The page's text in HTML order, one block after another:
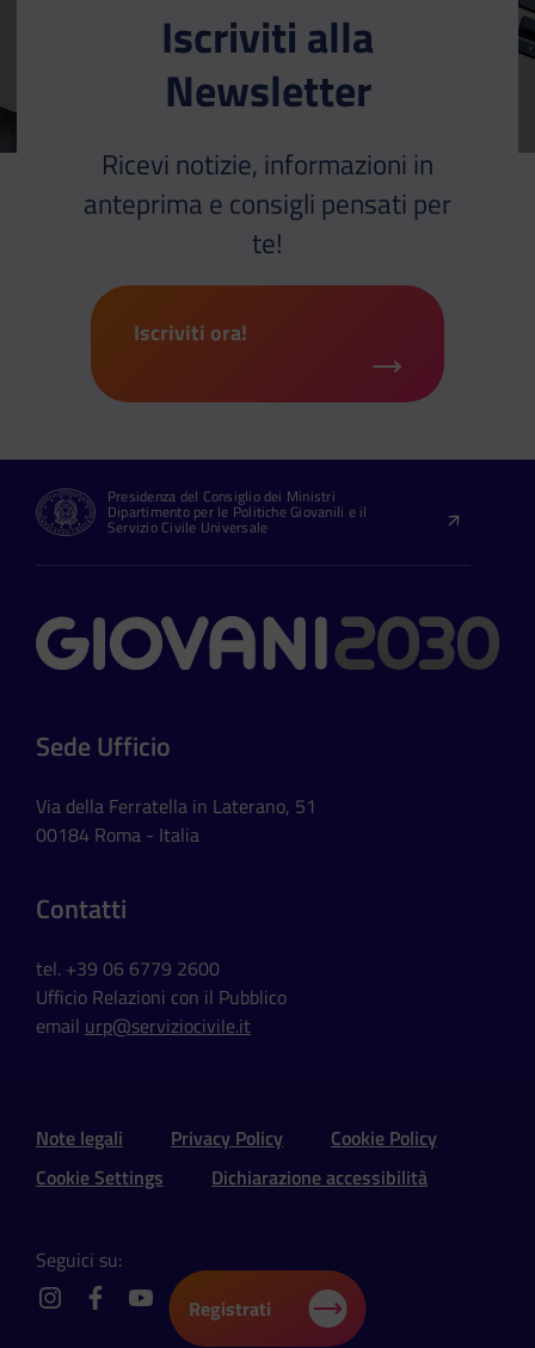
Iscriviti alla
Newsletter
Ricevi notizie, informazioni in
anteprima e consigli pensati per
te!
Iscriviti ora!
Registrati
Presidenza del Consiglio dei Ministri
Dipartimento per le Politiche Giovanili e il
Servizio Civile Universale
Contatti
Sede Ufficio
Via della Ferratella in Laterano, 51
00184 Roma - Italia
Contatti
tel. +39 06 6779 2600
Ufficio Relazioni con il Pubblico
email urp@serviziocivile.it
Sezione Link Utili e Social
Note legali Privacy Policy
Cookie Policy
Cookie Settings
Dichiarazione accessibilità
Seguici su:
instagramfacebookyoutube